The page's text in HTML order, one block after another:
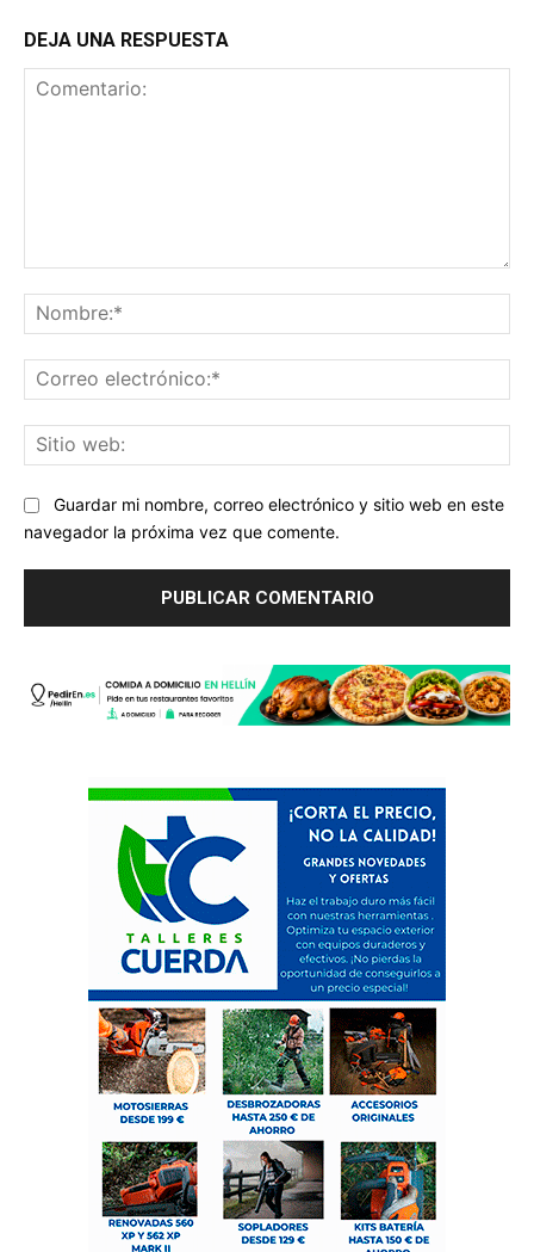
DEJA UNA RESPUESTA
Guardar mi nombre, correo electrónico y sitio web en este
navegador la próxima vez que comente.